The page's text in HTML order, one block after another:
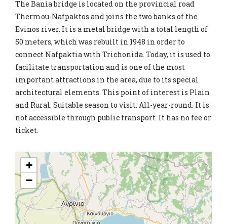
The Bania bridge is located on the provincial road
Thermou-Nafpaktos and joins the two banks of the
Evinos river. It is a metal bridge with a total length of
50 meters, which was rebuilt in 1948 in order to
connect Nafpaktia with Trichonida. Today, it is used to
facilitate transportation and is one of the most
important attractions in the area, due to its special
architectural elements. This point of interest is Plain
and Rural. Suitable season to visit: All-year-round. It is
not accessible through public transport. It has no fee or
ticket.
+
−